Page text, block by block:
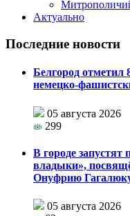
Актуально
Последние новости
Белгород отметил
немецко-
05 августа 2026
299
В городе запустят
владыки»,
Онуфрию
05 августа 2026